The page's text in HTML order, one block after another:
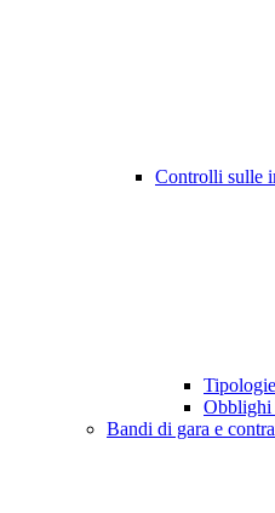
Controlli sulle
Obblighi
Bandi di gara e